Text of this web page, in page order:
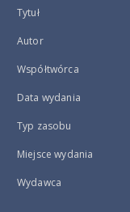
Tytuł
Autor
Współtwórca
Data wydania
Typ zasobu
Miejsce wydania
Wydawca